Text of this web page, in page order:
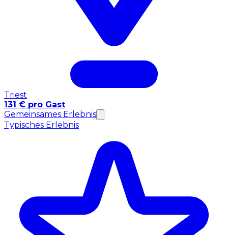
Triest
131 € pro Gast
Gemeinsames Erlebnis
Typisches Erlebnis